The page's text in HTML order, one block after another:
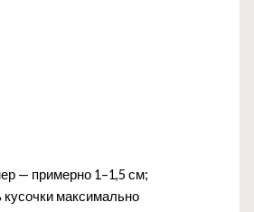
— примерно 1–1,5 см;
кусочки максимально